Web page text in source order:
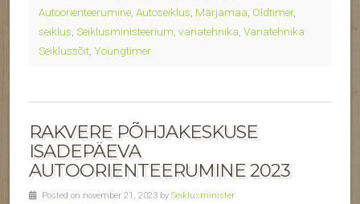
Autoorienteerumine Autoseiklus Märjamaa Oldtimer,
seiklus Seiklusministeerium vanatehnika Vanatehnika
Seiklussõit Youngtimer
RAKVERE PÕHJAKESKUSE
ISADEPÄEVA
AUTOORIENTEERUMINE 2023
Posted on november 21, 2023 by Seiklusminister